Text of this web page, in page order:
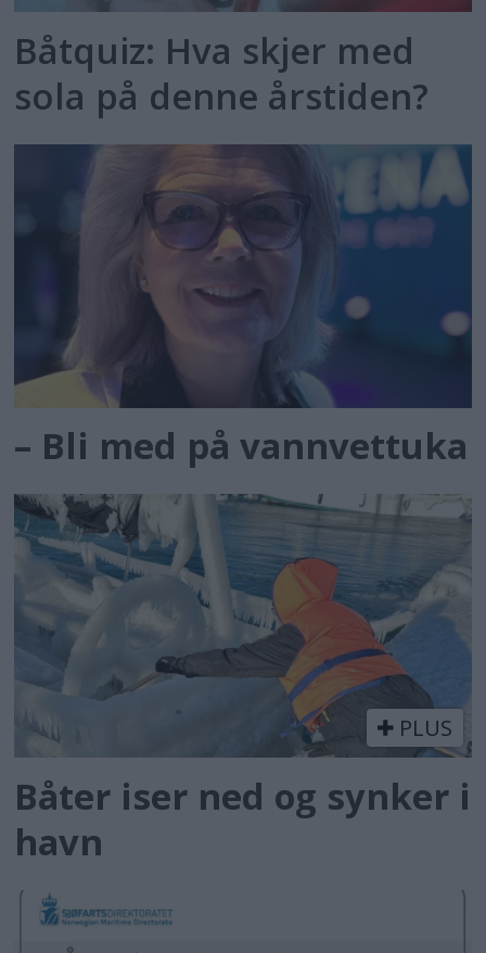
Båtquiz: Hva skjer med
sola på denne årstiden?
– Bli med på vannvettuka
PLUS
Båter iser ned og synker i
havn